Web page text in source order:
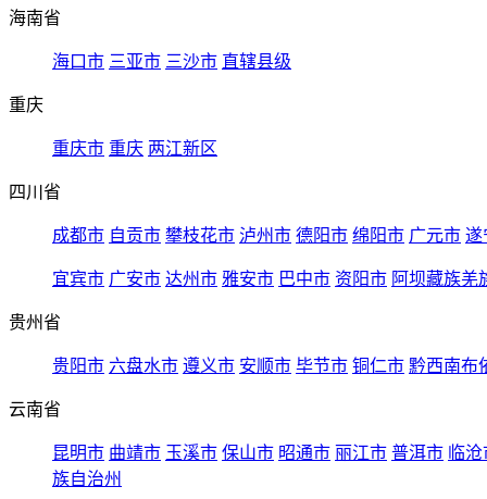
海南省
海口市 三亚市 三沙市 直辖县级
重庆
重庆市 重庆 两江新区
四川省
成都市 自贡市 攀枝花市 泸州市 德阳市 绵阳市 广元市 遂
宜宾市 广安市 达州市 雅安市 巴中市 资阳市 阿坝藏族羌
贵州省
贵阳市 六盘水市 遵义市 安顺市 毕节市 铜仁市 黔西南布
云南省
昆明市 曲靖市 玉溪市 保山市 昭通市 丽江市 普洱市 临
族自治州